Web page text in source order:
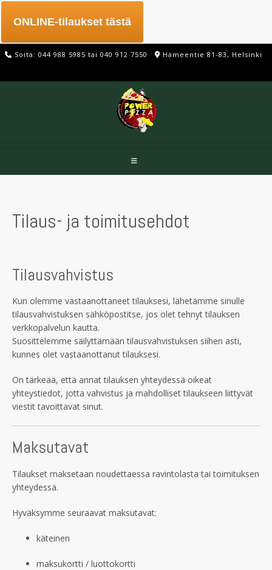
ONLINE-tilaukset tästä
Soita: 044 988 5985 tai 040 912 7550 Hämeentie 81-83, Helsinki
Tilaus- ja toimitusehdot
Tilausvahvistus
Kun olemme vastaanottaneet tilauksesi, lähetämme sinulle
tilausvahvistuksen sähköpostitse, jos olet tehnyt tilauksen
verkkopalvelun kautta.
Suosittelemme säilyttämään tilausvahvistuksen siihen asti,
kunnes olet vastaanottanut tilauksesi.
On tärkeää, että annat tilauksen yhteydessä oikeat
yhteystiedot, jotta vahvistus ja mahdolliset tilaukseen liittyvät
viestit tavoittavat sinut.
Maksutavat
Tilaukset maksetaan noudettaessa ravintolasta tai toimituksen
yhteydessä.
Hyväksymme seuraavat maksutavat:
käteinen
maksukortti / luottokortti